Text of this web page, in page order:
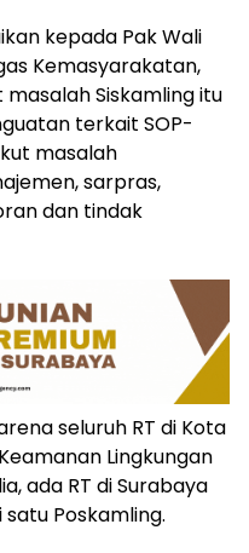
kepada Pak Wali
Kemasyarakatan,
Siskamling itu
terkait SOP-
masalah
sarpras,
dan tindak
seluruh RT di Kota
Lingkungan
ada RT di Surabaya
Poskamling.